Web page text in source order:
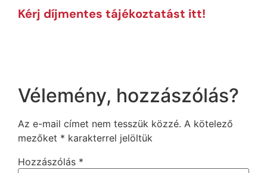
Kérj díjmentes tájékoztatást itt!
Vélemény, hozzászólás?
Az e-mail címet nem tesszük közzé. A kötelező
mezőket * karakterrel jelöltük
Hozzászólás *